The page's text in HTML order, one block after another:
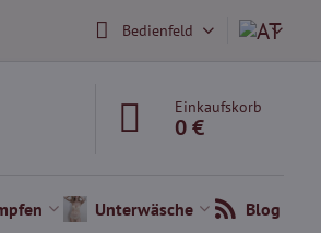
Bedienfeld
Einkaufskorb
0 €
Unterwäsche Blog